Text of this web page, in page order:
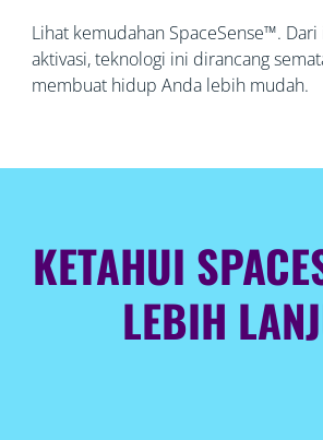
Lihat kemudahan SpaceSense™. Dari
aktivasi, teknologi ini dirancang
membuat hidup Anda lebih mudah.
KETAHUI
LEBIH